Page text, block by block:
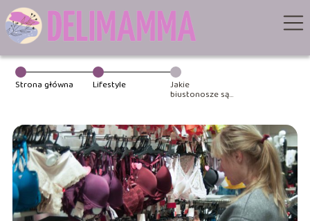
Strona główna Lifestyle Jakie
biustonosze są